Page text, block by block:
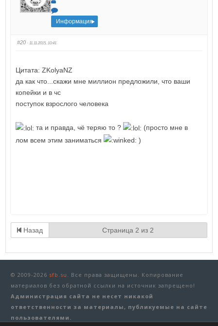
Информация
#20 · 11.11.2015, 10:41
Цитата: ZKolyaNZ
да как что...скажи мне миллион предложили, что ваши
копейки и в чс
поступок взрослого человека
та и правда, чё теряю то ?
(просто мне в
лом всем этим заниматься
)
Назад Страница 2 из 2
© 2009-2026 sfb.su.
Все права защищены. Копирование
материалов без обратной ссылки на источник запрещено!
Администрация сайта не несет никакой
ответственности за материалы, публикуемые на сайте
пользователями.